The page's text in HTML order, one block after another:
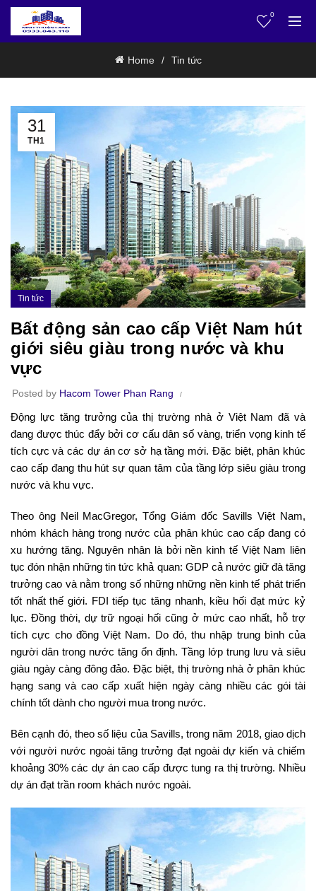
0
Home Tin tức
31
TH1
Tin tức
Bất động sản cao cấp Việt Nam hút
giới siêu giàu trong nước và khu
vực
Posted by Hacom Tower Phan Rang
Động lực tăng trưởng của thị trường nhà ở Việt Nam đã và
đang được thúc đẩy bởi cơ cấu dân số vàng, triển vọng kinh tế
tích cực và các dự án cơ sở hạ tầng mới. Đặc biệt, phân khúc
cao cấp đang thu hút sự quan tâm của tầng lớp siêu giàu trong
nước và khu vực.
Theo ông Neil MacGregor, Tổng Giám đốc Savills Việt Nam,
nhóm khách hàng trong nước của phân khúc cao cấp đang có
xu hướng tăng. Nguyên nhân là bởi nền kinh tế Việt Nam liên
tục đón nhận những tin tức khả quan: GDP cả nước giữ đà tăng
trưởng cao và nằm trong số những những nền kinh tế phát triển
tốt nhất thế giới. FDI tiếp tục tăng nhanh, kiều hối đạt mức kỷ
lục. Đồng thời, dự trữ ngoại hối cũng ở mức cao nhất, hỗ trợ
tích cực cho đồng Việt Nam. Do đó, thu nhập trung bình của
người dân trong nước tăng ổn định. Tầng lớp trung lưu và siêu
giàu ngày càng đông đảo. Đặc biệt, thị trường nhà ở phân khúc
hạng sang và cao cấp xuất hiện ngày càng nhiều các gói tài
chính tốt dành cho người mua trong nước.
Bên cạnh đó, theo số liệu của Savills, trong năm 2018, giao dịch
với người nước ngoài tăng trưởng đạt ngoài dự kiến và chiếm
khoảng 30% các dự án cao cấp được tung ra thị trường. Nhiều
dự án đạt trần room khách nước ngoài.